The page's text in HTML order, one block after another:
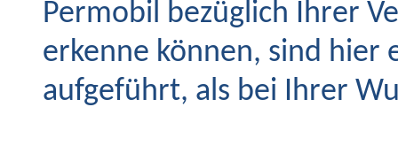
Permobil bezüglich Ihrer
erkenne können, sind hier
aufgeführt, als bei Ihrer